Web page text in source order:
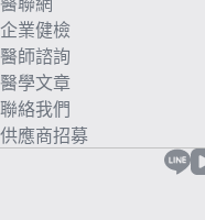
醫聯網
企業健檢
醫師諮詢
醫學文章
聯絡我們
供應商招募